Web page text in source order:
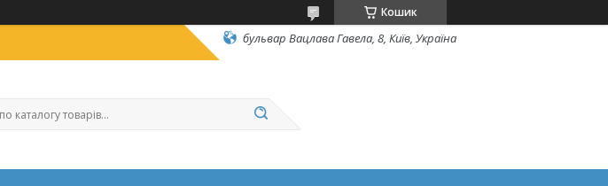
Кошик
бульвар Вацлава Гавела, 8, Київ, Україна